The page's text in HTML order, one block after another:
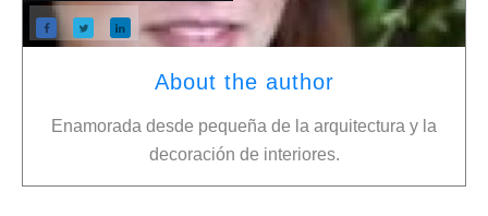
About the author
Enamorada desde pequeña de la arquitectura y la
decoración de interiores.